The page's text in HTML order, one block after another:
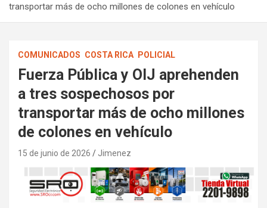
transportar más de ocho millones de colones en vehículo
COMUNICADOS COSTA RICA POLICIAL
Fuerza Pública y OIJ aprehenden
a tres sospechosos por
transportar más de ocho millones
de colones en vehículo
15 de junio de 2026 Jimenez